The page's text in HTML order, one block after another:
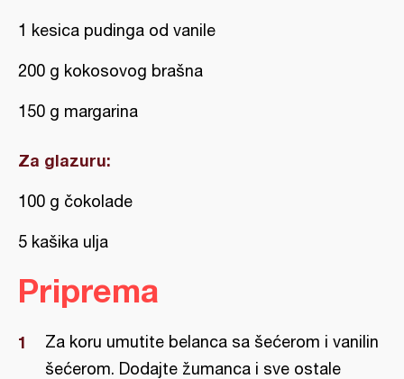
1 kesica pudinga od vanile
200 g kokosovog brašna
150 g margarina
Za glazuru:
100 g čokolade
5 kašika ulja
Priprema
Za koru umutite belanca sa šećerom i vanilin
šećerom. Dodajte žumanca i sve ostale